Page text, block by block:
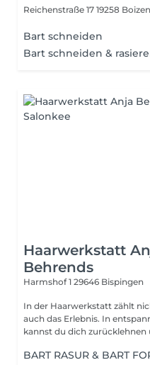
Reichenstraße 17 19258
Bart schneiden
Bart schneiden &
Haarwerkstatt
Behrends
Harmshof 1 29646 Bispingen
In der Haarwerkstatt zählt
auch das Erlebnis. In
kannst du dich zurücklehnen
BART RASUR & BART